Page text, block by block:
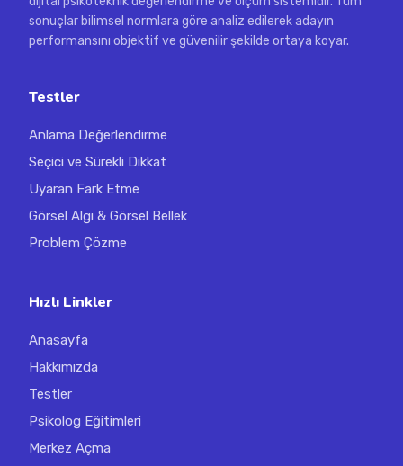
sonuçlar bilimsel normlara göre analiz edilerek adayın
performansını objektif ve güvenilir şekilde ortaya koyar.
Testler
Anlama Değerlendirme
Seçici ve Sürekli Dikkat
Uyaran Fark Etme
Görsel Algı & Görsel Bellek
Problem Çözme
Hızlı Linkler
Anasayfa
Hakkımızda
Testler
Psikolog Eğitimleri
Merkez Açma